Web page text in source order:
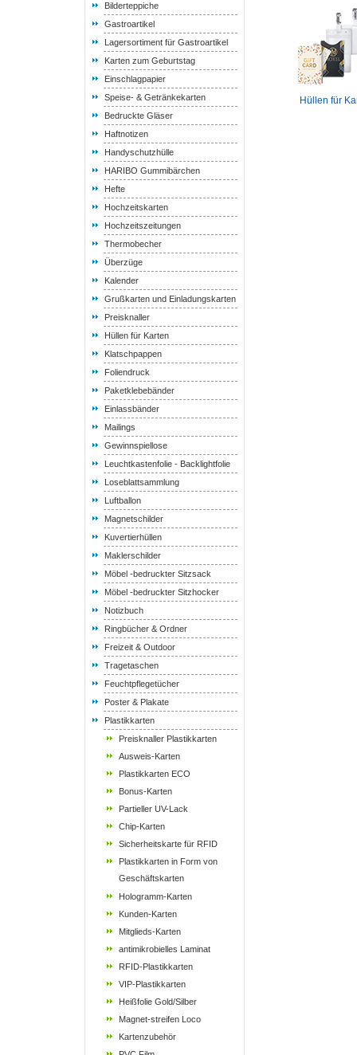
Bilderteppiche
Gastroartikel
Lagersortiment für Gastroartikel
Karten zum Geburtstag
Einschlagpapier
Speise- & Getränkekarten
Bedruckte Gläser
Haftnotizen
Handyschutzhülle
HARIBO Gummibärchen
Hefte
Hochzeitskarten
Hochzeitszeitungen
Thermobecher
Überzüge
Kalender
Grußkarten und Einladungskarten
Preisknaller
Hüllen für Karten
Klatschpappen
Foliendruck
Paketklebebänder
Einlassbänder
Mailings
Gewinnspiellose
Leuchtkastenfolie - Backlightfolie
Loseblattsammlung
Luftballon
Magnetschilder
Kuvertierhüllen
Maklerschilder
Möbel -bedruckter Sitzsack
Möbel -bedruckter Sitzhocker
Notizbuch
Ringbücher & Ordner
Freizeit & Outdoor
Tragetaschen
Feuchtpflegetücher
Poster & Plakate
Plastikkarten
Preisknaller Plastikkarten
Ausweis-Karten
Plastikkarten ECO
Bonus-Karten
Partieller UV-Lack
Chip-Karten
Sicherheitskarte für RFID
Plastikkarten in Form von
Geschäftskarten
Hologramm-Karten
Kunden-Karten
Mitglieds-Karten
antimikrobielles Laminat
RFID-Plastikkarten
VIP-Plastikkarten
Heißfolie Gold/Silber
Magnet-streifen Loco
Kartenzubehör
Hüllen für